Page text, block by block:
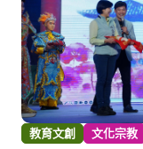
教育文創 文化宗教